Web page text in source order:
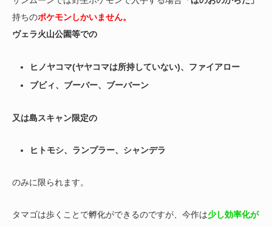
持ちのポケモンしかいません。
ヴェラ火山公園等での
ヒノヤコマ(ヤヤコマは所持していない)、ファイアロー
ブビィ、ブーバー、ブーバーン
又は島スキャン限定の
ヒトモシ、ランプラー、シャンデラ
のみに限られます。
タマゴは歩くことで孵化ができるのですが、今作は少し効率化が